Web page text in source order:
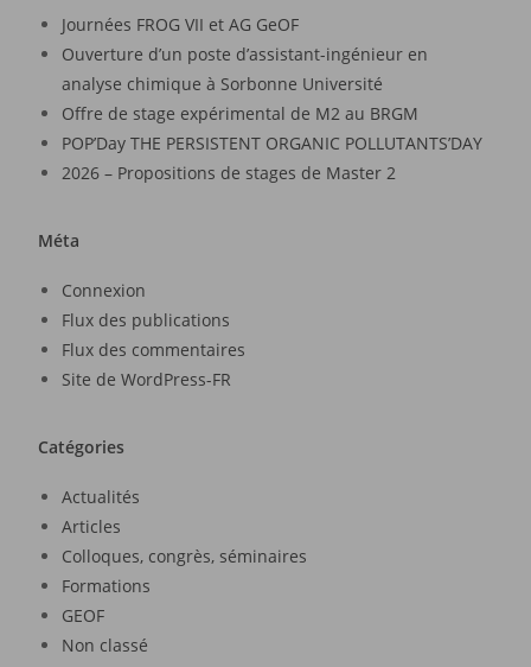
Journées FROG VII et AG GeOF
Ouverture d’un poste d’assistant-ingénieur en
analyse chimique à Sorbonne Université
Offre de stage expérimental de M2 au BRGM
POP’Day THE PERSISTENT ORGANIC POLLUTANTS’DAY
2026 – Propositions de stages de Master 2
Méta
Connexion
Flux des publications
Flux des commentaires
Site de WordPress-FR
Catégories
Actualités
Articles
Colloques, congrès, séminaires
Formations
GEOF
Non classé